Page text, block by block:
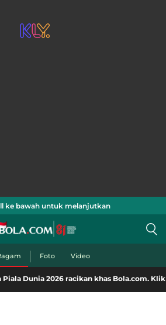
ke bawah untuk melanjutkan
Foto Video
racikan khas Bola.com. Klik di sini!